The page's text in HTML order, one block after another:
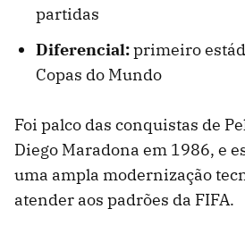
partidas
Diferencial:primeiro
Copas do Mundo
Foi palco das conquistas de
Diego Maradona em 1986, e
uma ampla modernização
atender aos padrões da FIFA.